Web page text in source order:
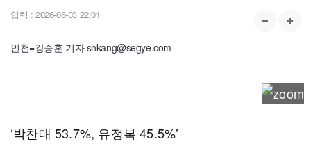
입력 : 2026-06-03 22:01
인천=강승훈 기자 shkang@segye.com
‘박찬대 53.7%, 유정복 45.5%’